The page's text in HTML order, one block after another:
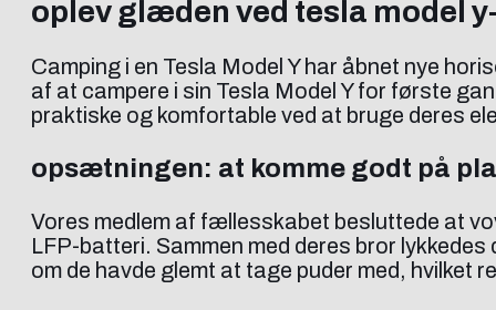
oplev glæden ved tesla model
Camping i en Tesla Model Y har åbnet nye
af at campere i sin Tesla Model Y for første
praktiske og komfortable ved at bruge deres
opsætningen: at komme godt på
Vores medlem af fællesskabet besluttede at
LFP-batteri. Sammen med deres bror
om de havde glemt at tage puder med, hvilket